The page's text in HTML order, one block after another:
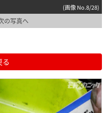
(画像 No.8/28)
の写真へ
る